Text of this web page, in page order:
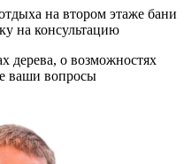
на консультацию
дерева, о возможностях
ваши вопросы